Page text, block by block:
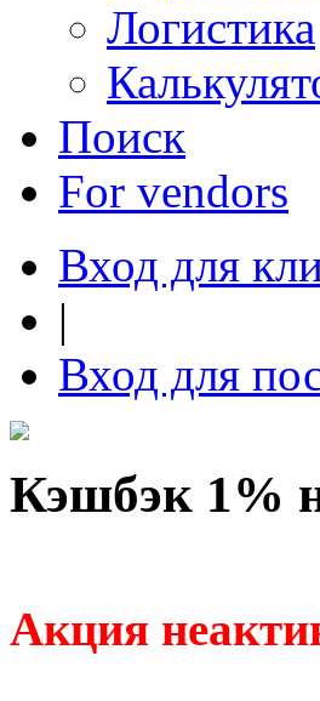
Логистика
Поиск
For vendors
Вход для
|
Вход для
Кэшбэк 1%
Акция